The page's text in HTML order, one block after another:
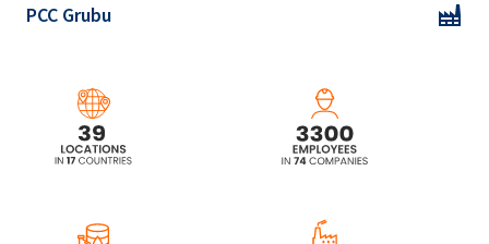
PCC Grubu